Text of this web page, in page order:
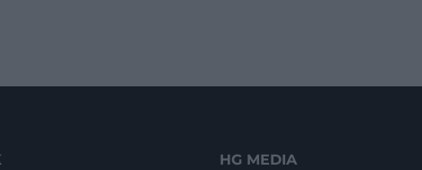
HG MEDIA